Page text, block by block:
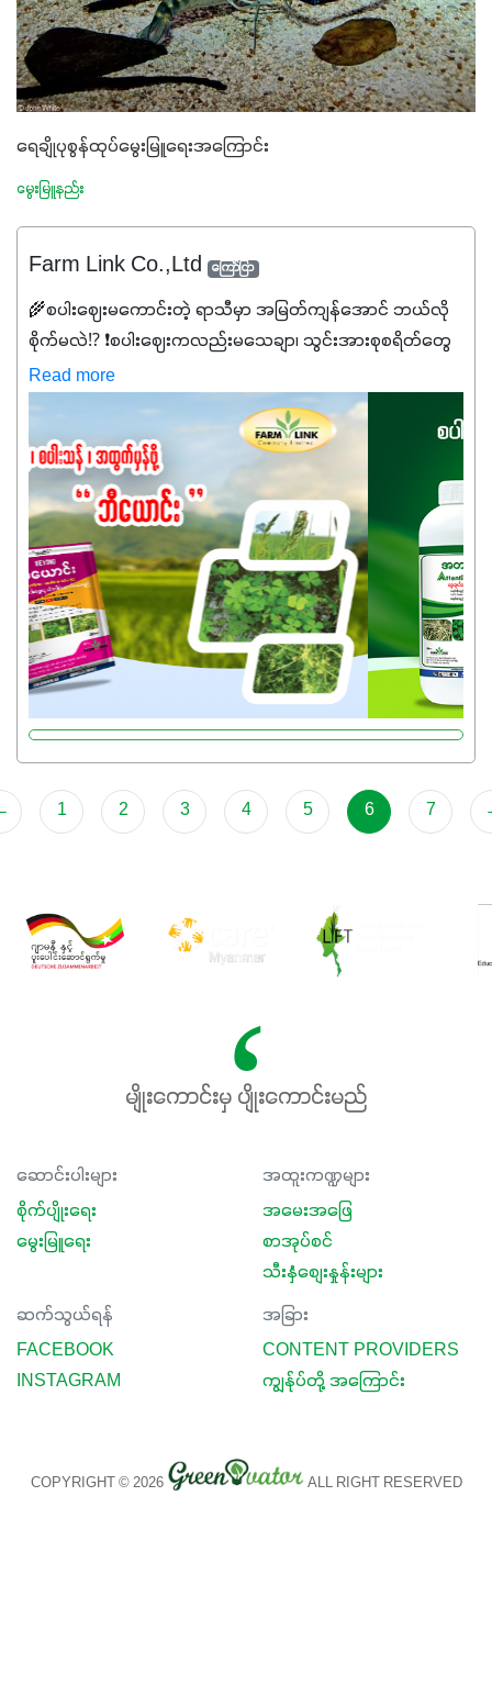
ရေချိုပုစွန်ထုပ်မွေးမြူရေးအကြောင်း
မွေးမြူနည်း
Farm Link Co.,Ltd ကြော်ငြာ
🌾စပါးဈေးမကောင်းတဲ့ ရာသီမှာ အမြတ်ကျန်အောင် ဘယ်လို
စိုက်မလဲ⁉️ ❗စပါးဈေးကလည်းမသေချာ၊ သွင်းအားစုစရိတ်တွေ
ကလည်း တက်နေတဲ့ဒီလိုအချိန်မှာ သွင်းအားစုဖိုးကို လျှော့ချပြီး
အထွက်နှုန်းကို ထိန်းထားနိုင်မှ ဦးကြီးတို့ အဆင်ပြေမှာနော် ✔️ဒါ
ကြောင့် ကိုယ်သုံးသမျှ ကိုယ့်အတွက်အကျိုးရစေမယ့်
အရည်အသွေးစိတ်ချရတဲ့ သွင်းအားစုပစ္စည်းတွေကိုပဲ ရွေးချယ်
သုံးသင့်ပါတယ်။
Read more
1 2 3 4 5 6 7
မျိုးကောင်းမှ ပျိုးကောင်းမည်
ဆောင်းပါးများ
စိုက်ပျိုးရေး
မွေးမြူရေး
အထူးကဏ္ဍများ
အမေးအဖြေ
စာအုပ်စင်
သီးနှံစျေးနှုန်းများ
ဆက်သွယ်ရန်
FACEBOOK
INSTAGRAM
အခြား
CONTENT PROVIDERS
ကျွန်ုပ်တို့ အကြောင်း
COPYRIGHT © 2026 ALL RIGHT RESERVED